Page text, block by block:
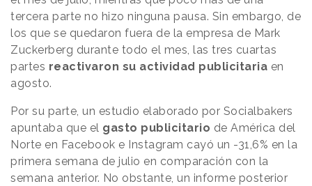
tercera parte no hizo ninguna pausa. Sin embargo, de
los que se quedaron fuera de la empresa de Mark
Zuckerberg durante todo el mes, las tres cuartas
partes reactivaron su actividad publicitaria en
agosto.
Por su parte, un estudio elaborado por Socialbakers
apuntaba que el gasto publicitario de América del
Norte en Facebook e Instagram cayó un -31,6% en la
primera semana de julio en comparación con la
semana anterior. No obstante, un informe posterior